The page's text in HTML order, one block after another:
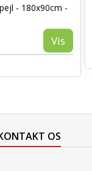
- 180x90cm -
Vis
OS